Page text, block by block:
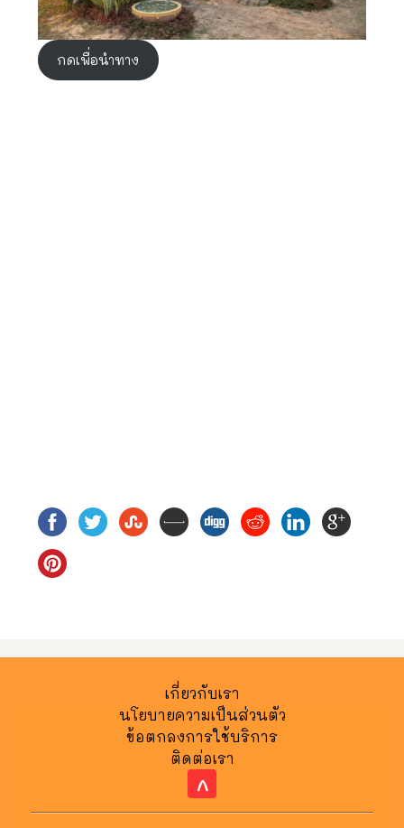
กดเพื่อนำทาง
เกี่ยวกับเรา
นโยบายความเป็นส่วนตัว
ข้อตกลงการใช้บริการ
ติดต่อเรา
^